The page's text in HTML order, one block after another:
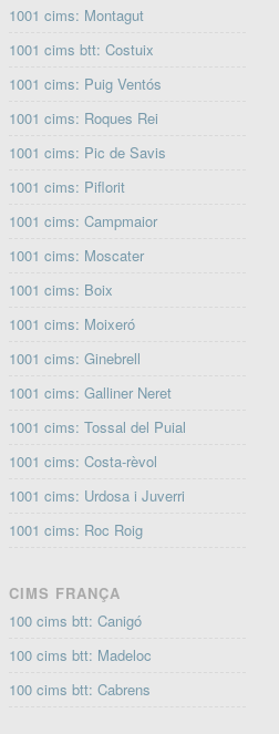
1001 cims: Montagut
1001 cims btt: Costuix
1001 cims: Puig Ventós
1001 cims: Roques Rei
1001 cims: Pic de Savis
1001 cims: Piflorit
1001 cims: Campmaior
1001 cims: Moscater
1001 cims: Boix
1001 cims: Moixeró
1001 cims: Ginebrell
1001 cims: Galliner Neret
1001 cims: Tossal del Puial
1001 cims: Costa-rèvol
1001 cims: Urdosa i Juverri
1001 cims: Roc Roig
CIMS FRANÇA
100 cims btt: Canigó
100 cims btt: Madeloc
100 cims btt: Cabrens